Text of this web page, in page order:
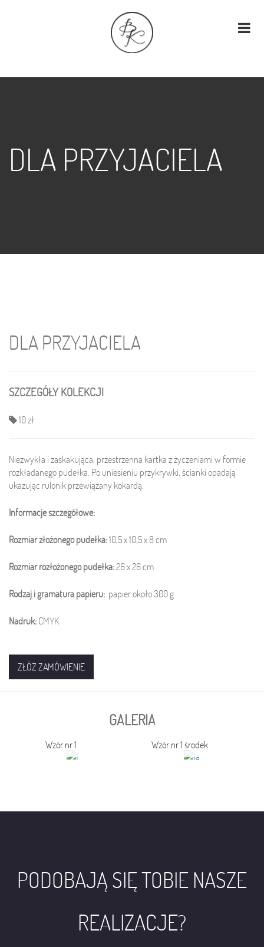
DLA PRZYJACIELA
DLA PRZYJACIELA
SZCZEGÓŁY KOLEKCJI
10 zł
Niezwykła i zaskakująca, przestrzenna kartka z życzeniami w formie
rozkładanego pudełka. Po uniesieniu przykrywki, ścianki opadają
ukazując rulonik przewiązany kokardą.
Informacje szczegółowe:
Rozmiar złożonego pudełka:10,5 x 10,5 x 8 cm
Rozmiar rozłożonego pudełka:26 x 26cm
Rodzaj i gramatura papieru: papier około 300 g
Nadruk: CMYK
ZŁÓŻ ZAMÓWIENIE
GALERIA
Wzór nr 1 Wzór nr 1 środek
PODOBAJĄ SIĘ TOBIE NASZE
REALIZACJE?